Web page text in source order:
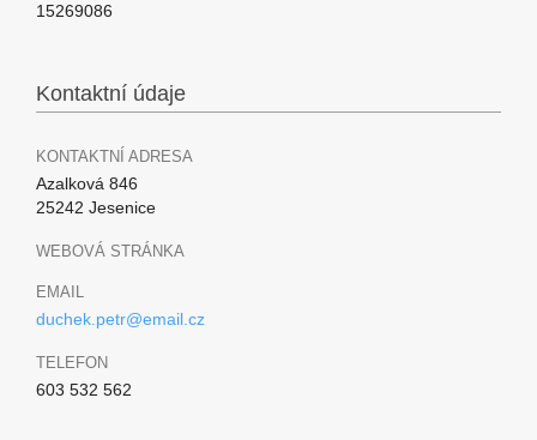
15269086
Kontaktní údaje
KONTAKTNÍ ADRESA
Azalková 846
25242 Jesenice
WEBOVÁ STRÁNKA
EMAIL
duchek.petr@email.cz
TELEFON
603 532 562